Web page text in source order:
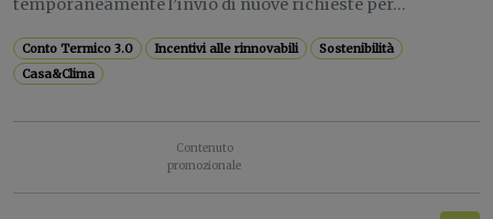
temporaneamente l’invio di nuove richieste per...
Conto Termico 3.0 Incentivi alle rinnovabili
Sostenibilità
Casa&Clima